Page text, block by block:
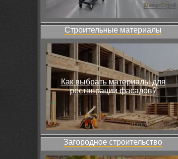
Строительные материалы
Как выбрать материалы для
реставрации фасадов?
Загородное строительство